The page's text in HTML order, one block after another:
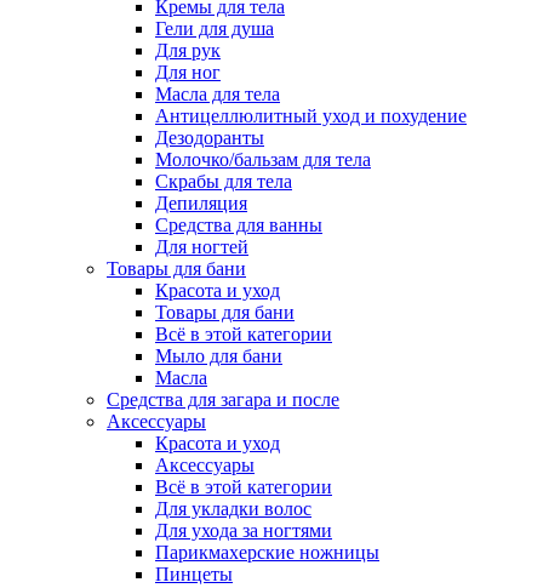
Кремы для тела
Гели для душа
Для рук
Для ног
Масла для тела
Антицеллюлитный уход и похудение
Дезодоранты
Молочко/бальзам для тела
Скрабы для тела
Депиляция
Средства для ванны
Для ногтей
Товары для бани
Красота и уход
Товары для бани
Всё в этой категории
Мыло для бани
Масла
Средства для загара и после
Аксессуары
Красота и уход
Аксессуары
Всё в этой категории
Для укладки волос
Для ухода за ногтями
Парикмахерские ножницы
Пинцеты